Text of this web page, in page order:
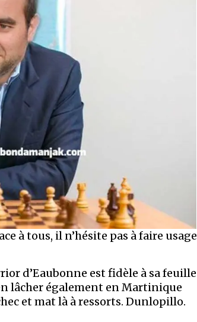
à tous, il n’hésite pas à faire usage
d’Eaubonne est fidèle à sa feuille
lâcher également en Martinique
et mat là à ressorts. Dunlopillo.